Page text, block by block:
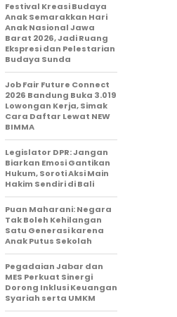
Festival Kreasi Budaya
Anak Semarakkan Hari
Anak Nasional Jawa
Barat 2026, Jadi Ruang
Ekspresi dan Pelestarian
Budaya Sunda
Job Fair Future Connect
2026 Bandung Buka 3.019
Lowongan Kerja, Simak
Cara Daftar Lewat NEW
BIMMA
Legislator DPR: Jangan
Biarkan Emosi Gantikan
Hukum, Soroti Aksi Main
Hakim Sendiri di Bali
Puan Maharani: Negara
Tak Boleh Kehilangan
Satu Generasi karena
Anak Putus Sekolah
Pegadaian Jabar dan
MES Perkuat Sinergi
Dorong Inklusi Keuangan
Syariah serta UMKM